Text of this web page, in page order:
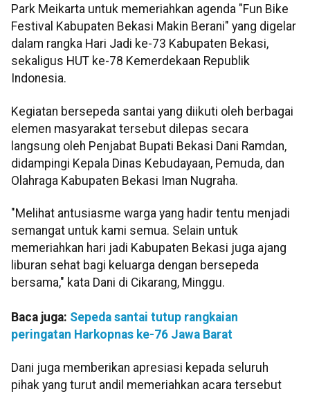
Park Meikarta untuk memeriahkan agenda "Fun Bike
Festival Kabupaten Bekasi Makin Berani" yang digelar
dalam rangka Hari Jadi ke-73 Kabupaten Bekasi,
sekaligus HUT ke-78 Kemerdekaan Republik
Indonesia.
Kegiatan bersepeda santai yang diikuti oleh berbagai
elemen masyarakat tersebut dilepas secara
langsung oleh Penjabat Bupati Bekasi Dani Ramdan,
didampingi Kepala Dinas Kebudayaan, Pemuda, dan
Olahraga Kabupaten Bekasi Iman Nugraha.
"Melihat antusiasme warga yang hadir tentu menjadi
semangat untuk kami semua. Selain untuk
memeriahkan hari jadi Kabupaten Bekasi juga ajang
liburan sehat bagi keluarga dengan bersepeda
bersama," kata Dani di Cikarang, Minggu.
Baca juga: Sepeda santai tutup rangkaian
peringatan Harkopnas ke-76 Jawa Barat
Dani juga memberikan apresiasi kepada seluruh
pihak yang turut andil memeriahkan acara tersebut